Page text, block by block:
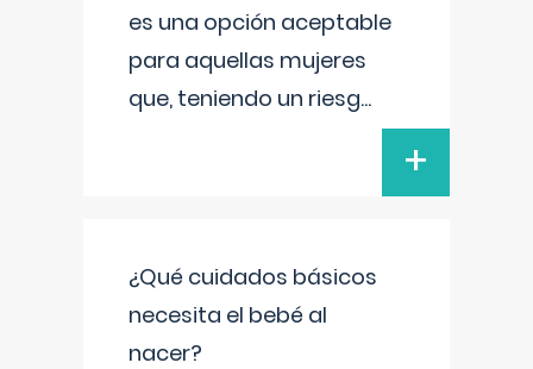
es una opción aceptable
para aquellas mujeres
que, teniendo un riesg...
+
¿Qué cuidados básicos
necesita el bebé al
nacer?